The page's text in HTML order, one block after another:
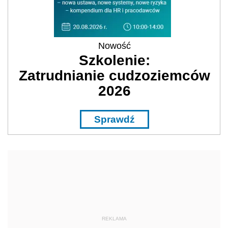
Nowość
Szkolenie:
Zatrudnianie cudzoziemców
2026
Sprawdź
REKLAMA